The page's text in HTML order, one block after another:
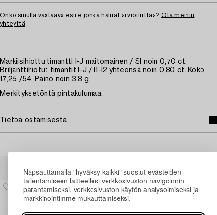
Napsauttamalla "hyväksy kaikki" suostut evästeiden
tallentamiseen laitteellesi verkkosivuston navigoinnin
parantamiseksi, verkkosivuston käytön analysoimiseksi ja
markkinointimme mukauttamiseksi.
Onko sinulla vastaava esine jonka haluat arvioituttaa? Ota meihin
yhteyttä
Markiisihiottu timantti I-J maitomainen / SI noin 0,70 ct.
Briljanttihiotut timantit I-J / I1-I2 yhteensä noin 0,80 ct. Koko
17,25 /54. Paino noin 3,8 g.
Merkityksetöntä pintakulumaa.
Tietoa ostamisesta